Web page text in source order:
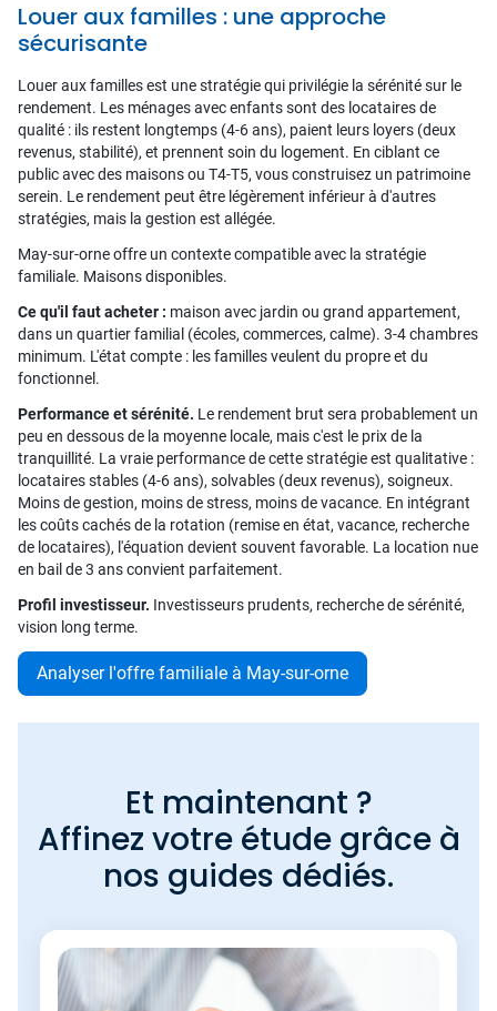
Louer aux familles : une approche
sécurisante
Louer aux familles est une stratégie qui privilégie la sérénité sur le
rendement. Les ménages avec enfants sont des locataires de
qualité : ils restent longtemps (4-6 ans), paient leurs loyers (deux
revenus, stabilité), et prennent soin du logement. En ciblant ce
public avec des maisons ou T4-T5, vous construisez un patrimoine
serein. Le rendement peut être légèrement inférieur à d'autres
stratégies, mais la gestion est allégée.
May-sur-orne offre un contexte compatible avec la stratégie
familiale. Maisons disponibles.
Ce qu'il faut acheter : maison avec jardin ou grand appartement,
dans un quartier familial (écoles, commerces, calme). 3-4 chambres
minimum. L'état compte : les familles veulent du propre et du
fonctionnel.
Performance et sérénité. Le rendement brut sera probablement un
peu en dessous de la moyenne locale, mais c'est le prix de la
tranquillité. La vraie performance de cette stratégie est qualitative :
locataires stables (4-6 ans), solvables (deux revenus), soigneux.
Moins de gestion, moins de stress, moins de vacance. En intégrant
les coûts cachés de la rotation (remise en état, vacance, recherche
de locataires), l'équation devient souvent favorable. La location nue
en bail de 3 ans convient parfaitement.
Profil investisseur. Investisseurs prudents, recherche de sérénité,
vision long terme.
Analyser l'offre familiale à May-sur-orne
Et maintenant ?
Affinez votre étude grâce à
nos guides dédiés.